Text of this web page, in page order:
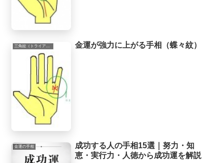
金運が強力に上がる手相（蝶々紋）
金運の手相
成功する人の手相15選｜努力・知
恵・実行力・人徳から成功運を解説